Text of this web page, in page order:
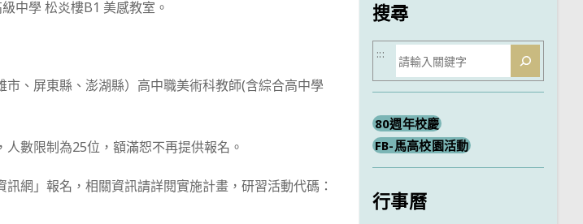
中學 松炎樓B1 美感教室。
、屏東縣、澎湖縣）高中職美術科教師(含綜合高中學
數限制為25位，額滿恕不再提供報名。
網」報名，相關資訊請詳閱實施計畫，研習活動代碼：
搜尋
搜
尋
:::
80週年校慶
FB-馬高校園活動
行事曆